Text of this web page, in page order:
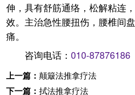
伸，具有舒筋通络，松解粘连
效。主治急性腰扭伤，腰椎间
痛。
咨询电话： 010-87876186
上一篇： 颠簸法推拿疗法
下一篇： 拭法推拿疗法